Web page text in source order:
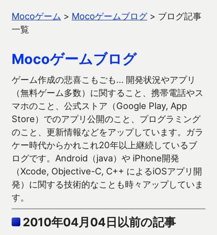
Mocoゲーム > Mocoゲームブログ> ブログ記事
一覧
Mocoゲームブログ
ゲーム作成の悲喜こもごも… 開発状況やアプリ
（無料ゲーム多数）に関すること、携帯電話やス
マホのこと、公式ストア（Google Play, App
Store）でのアプリ公開のこと、プログラミング
のこと、更新情報などをアップしています。ガラ
ケー時代からかれこれ20年以上継続しているブ
ログです。Android（java）や iPhone開発
（Xcode, Objective-C, C++ によるiOSアプリ開
発）に関する技術的なことも時々アップしていま
す。
2010年04月04日以前の記事